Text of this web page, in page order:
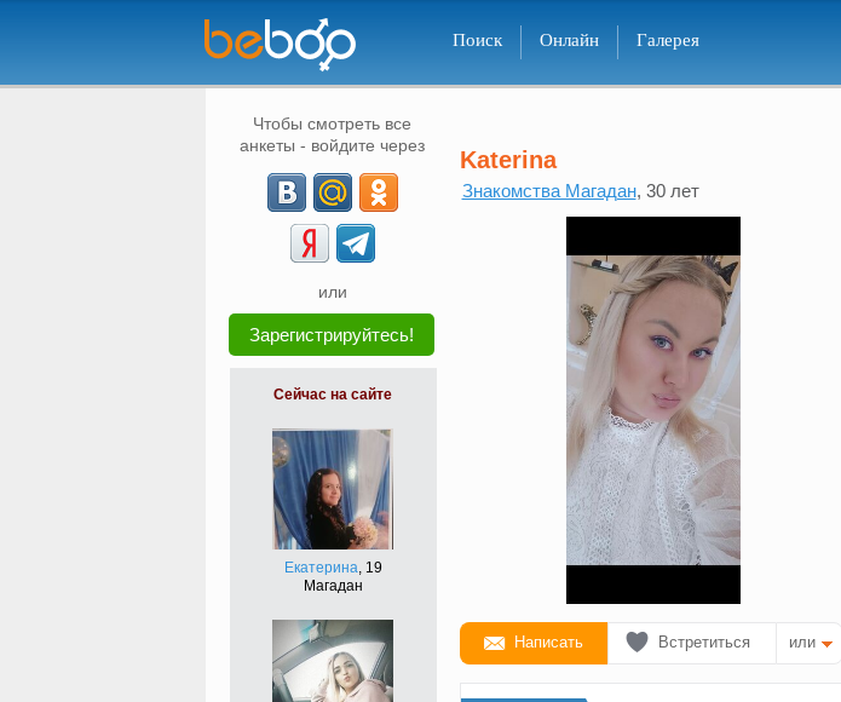
Поиск Онлайн Галерея
Чтобы смотреть все
анкеты - войдите через
или
Зарегистрируйтесь!
Сейчас на сайте
Екатерина, 19
Магадан
Katerina
Знакомства Магадан, 30 лет
Написать Встретиться или